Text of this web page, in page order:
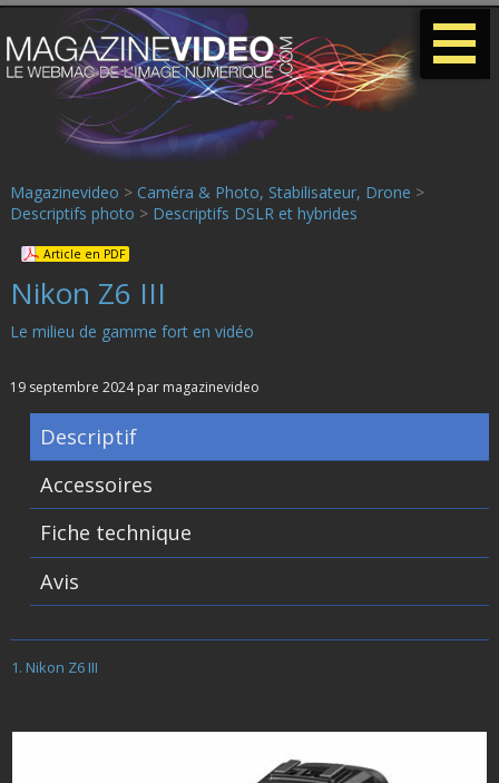
Magazinevideo > Caméra & Photo, Stabilisateur, Drone >
Descriptifs photo > Descriptifs DSLR et hybrides
Article en PDF
Nikon Z6 III
Le milieu de gamme fort en vidéo
19 septembre 2024 par magazinevideo
Descriptif
Accessoires
Fiche technique
Avis
Nikon Z6 III
-
-
-